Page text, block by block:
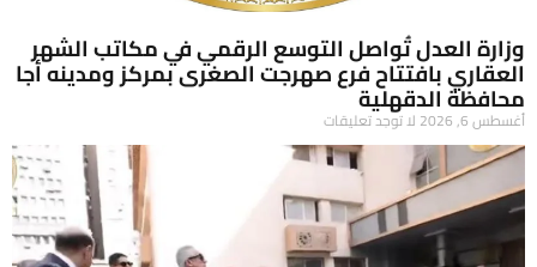
وزارة العدل تُواصل التوسع الرقمي في مكاتب الشهر
العقاري بافتتاح فرع صهرجت الصغرى بمركز ومدينه أجا
محافظة الدقهلية
أغسطس 6, 2026 لا توجد تعليقات